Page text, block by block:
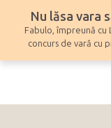
conținut
Nu lăsa vara
Fabulo, împreună
concurs de vară cu